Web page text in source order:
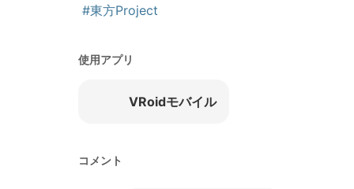
#東方Project
使用アプリ
VRoidモバイル
コメント